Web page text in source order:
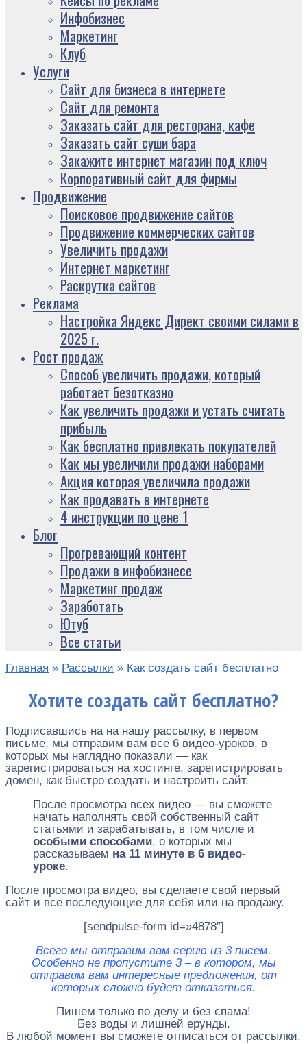
Инфобизнес
Маркетинг
Клуб
Услуги
Сайт для бизнеса в интернете
Сайт для ремонта
Заказать сайт для ресторана, кафе
Заказать сайт суши бара
Закажите интернет магазин под ключ
Корпоративный сайт для фирмы
Продвижение
Поисковое продвижение сайтов
Продвижение коммерческих сайтов
Увеличить продажи
Интернет маркетинг
Раскрутка сайтов
Реклама
Настройка Яндекс Директ своими силами в
2025 г.
Рост продаж
Способ увеличить продажи, который
работает безотказно
Как увеличить продажи и устать считать
прибыль
Как бесплатно привлекать покупателей
Как мы увеличили продажи наборами
Акция которая увеличила продажи
Как продавать в интернете
4 инструкции по цене 1
Блог
Прогревающий контент
Продажи в инфобизнесе
Маркетинг продаж
Заработать
Ютуб
Все статьи
Главная » Рассылки » Как создать сайт бесплатно
Хотите создать сайт бесплатно?
Подписавшись на на нашу рассылку, в первом
письме, мы отправим вам все 6 видео-уроков, в
которых мы наглядно показали — как
зарегистрироваться на хостинге, зарегистрировать
домен, как быстро создать и настроить сайт.
После просмотра всех видео — вы сможете
начать наполнять свой собственный сайт
статьями и зарабатывать, в том числе и
особыми способами, о которых мы
рассказываем на 11 минуте в 6 видео-
уроке.
После просмотра видео, вы сделаете свой первый
сайт и все последующие для себя или на продажу.
[sendpulse-form id=»4878″]
Всего мы отправим вам серию из 3 писем.
Особенно не пропустите 3 – в котором, мы
отправим вам интересные предложения, от
которых сложно будет отказаться.
Пишем только по делу и без спама!
Без воды и лишней ерунды.
В любой момент вы сможете отписаться от рассылки.